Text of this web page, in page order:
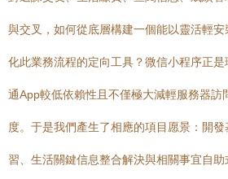
與交叉，如何從底層構建一個能以靈活輕
化此業務流程的定向工具？微信小程序正
通App較低依賴性且不僅極大減輕服務器訪
度。于是我們產生了相應的項目愿景：開
習、生活關鍵信息整合解決與相關事宜自